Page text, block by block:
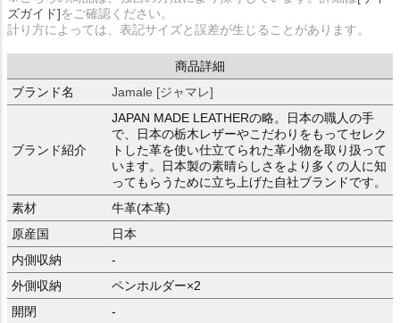
ズガイド]をご確認ください。
計り方によっては、表記サイズと誤差が生じることがあります。
商品詳細
ブランド名
Jamale [ジャマレ]
ブランド紹介
JAPAN MADE LEATHERの略。日本の職人の手
で、日本の栃木レザーやこだわりをもってセレク
トした革を使い仕立てられた革小物を取り扱って
います。日本製の素晴らしさをより多くの人に知
ってもらうために立ち上げた自社ブランドです。
素材
牛革(本革)
原産国
日本
内側収納
-
外側収納
ペンホルダー×2
開閉
-